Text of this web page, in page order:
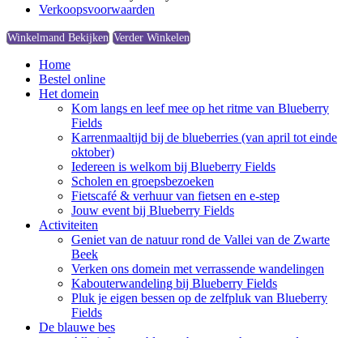
Verkoopsvoorwaarden
Winkelmand Bekijken Verder Winkelen
Home
Bestel online
Het domein
Kom langs en leef mee op het ritme van Blueberry
Fields
Karrenmaaltijd bij de blueberries (van april tot einde
oktober)
Iedereen is welkom bij Blueberry Fields
Scholen en groepsbezoeken
Fietscafé & verhuur van fietsen en e-step
Jouw event bij Blueberry Fields
Activiteiten
Geniet van de natuur rond de Vallei van de Zwarte
Beek
Verken ons domein met verrassende wandelingen
Kabouterwandeling bij Blueberry Fields
Pluk je eigen bessen op de zelfpluk van Blueberry
Fields
De blauwe bes